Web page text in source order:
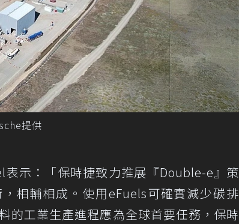
提供
示：「保時捷致力推展『Double-e』策
相輔相成。使用eFuels可確實減少碳排
的工業生產進程應為全球首要任務，保時